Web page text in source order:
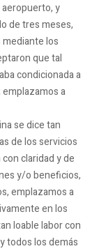
y
de tres meses,
los
que tal
condicionada a
a
se dice tan
de los servicios
claridad y de
y/o beneficios,
emplazamos a
en los
loable labor con
todos los demás